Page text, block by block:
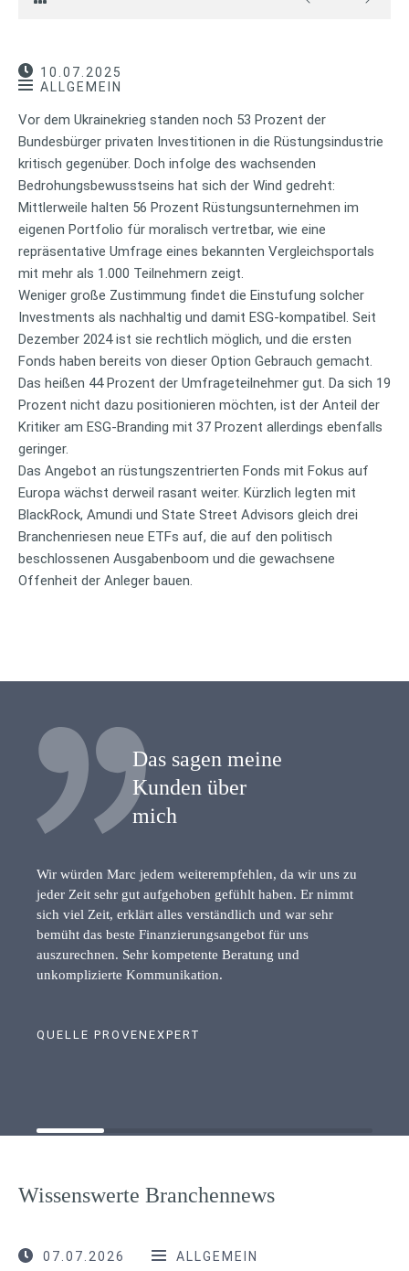
10.07.2025
ALLGEMEIN
Vor dem Ukrainekrieg standen noch 53 Prozent der
Bundesbürger privaten Investitionen in die Rüstungsindustrie
kritisch gegenüber. Doch infolge des wachsenden
Bedrohungsbewusstseins hat sich der Wind gedreht:
Mittlerweile halten 56 Prozent Rüstungsunternehmen im
eigenen Portfolio für moralisch vertretbar, wie eine
repräsentative Umfrage eines bekannten Vergleichsportals
mit mehr als 1.000 Teilnehmern zeigt.
Weniger große Zustimmung findet die Einstufung solcher
Investments als nachhaltig und damit ESG-kompatibel. Seit
Dezember 2024 ist sie rechtlich möglich, und die ersten
Fonds haben bereits von dieser Option Gebrauch gemacht.
Das heißen 44 Prozent der Umfrageteilnehmer gut. Da sich 19
Prozent nicht dazu positionieren möchten, ist der Anteil der
Kritiker am ESG-Branding mit 37 Prozent allerdings ebenfalls
geringer.
Das Angebot an rüstungszentrierten Fonds mit Fokus auf
Europa wächst derweil rasant weiter. Kürzlich legten mit
BlackRock, Amundi und State Street Advisors gleich drei
Branchenriesen neue ETFs auf, die auf den politisch
beschlossenen Ausgabenboom und die gewachsene
Offenheit der Anleger bauen.
Das sagen meine
Kunden über
mich
Wir würden Marc jedem weiterempfehlen, da wir uns zu
jeder Zeit sehr gut aufgehoben gefühlt haben. Er nimmt
sich viel Zeit, erklärt alles verständlich und war sehr
bemüht das beste Finanzierungsangebot für uns
auszurechnen. Sehr kompetente Beratung und
unkomplizierte Kommunikation.
QUELLE PROVENEXPERT
Wissenswerte Branchennews
07.07.2026 ALLGEMEIN